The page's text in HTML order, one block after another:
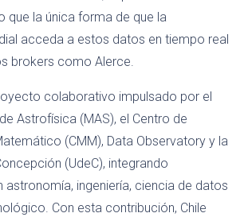
que la única forma de que la
acceda a estos datos en tiempo real
brokers como Alerce.
colaborativo impulsado por el
Astrofísica (MAS), el Centro de
(CMM), Data Observatory y la
(UdeC), integrando
ingeniería, ciencia de datos
Con esta contribución, Chile